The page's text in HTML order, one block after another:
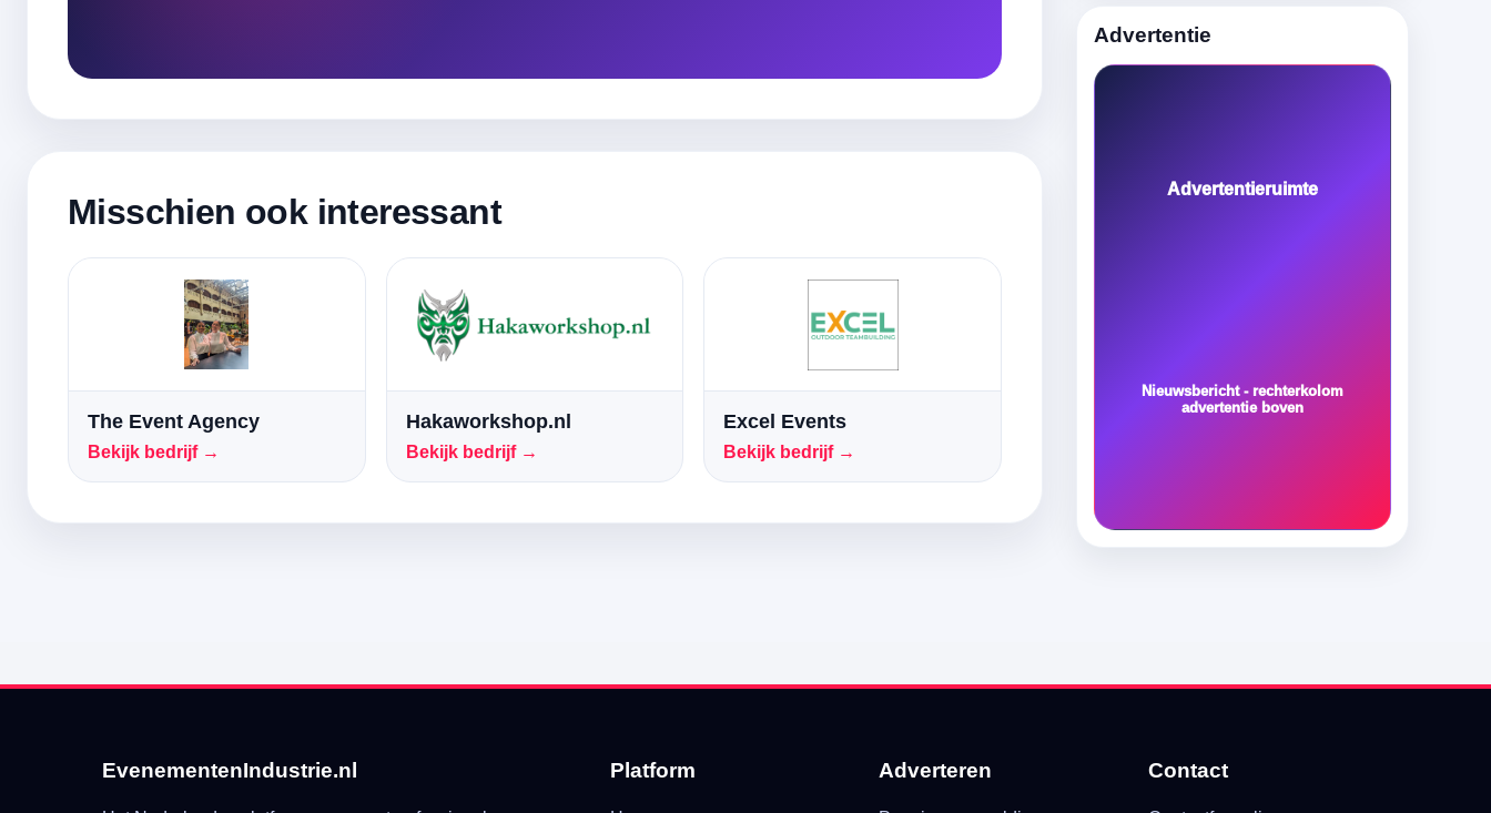
Misschien ook interessant
The Event Agency
Bekijk bedrijf →
Hakaworkshop.nl
Bekijk bedrijf →
Excel Events
Bekijk bedrijf →
Advertentie
Advertentieruimte
Nieuwsbericht - rechterkolom
advertentie boven
EvenementenIndustrie.nl Platform Adverteren Contact